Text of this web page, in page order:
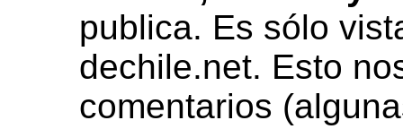
publica. Es sólo
dechile.net. Esto
comentarios